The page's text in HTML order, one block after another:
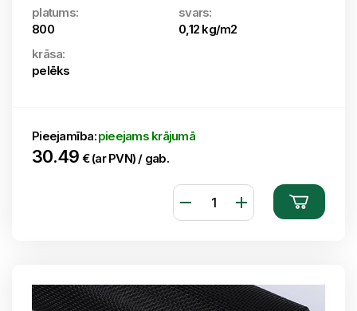
platums:
800
svars:
0,12 kg/m2
krāsa:
pelēks
Pieejamība:pieejams krājumā
30.49 € (ar PVN) / gab.